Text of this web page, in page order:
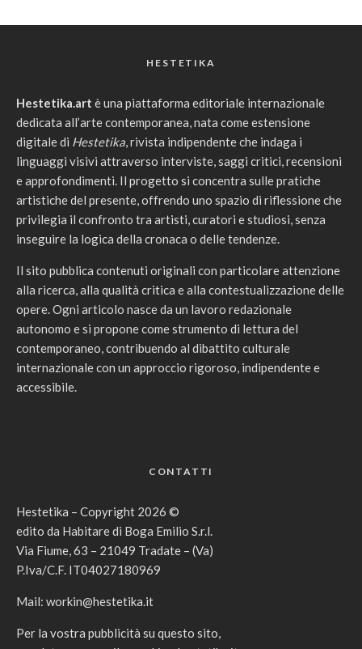
HESTETIKA
Hestetika.art è una piattaforma editoriale internazionale
dedicata all’arte contemporanea, nata come estensione
digitale di Hestetika, rivista indipendente che indaga i
linguaggi visivi attraverso interviste, saggi critici, recensioni
e approfondimenti. Il progetto si concentra sulle pratiche
artistiche del presente, offrendo uno spazio di riflessione che
privilegia il confronto tra artisti, curatori e studiosi, senza
inseguire la logica della cronaca o delle tendenze.
Il sito pubblica contenuti originali con particolare attenzione
alla ricerca, alla qualità critica e alla contestualizzazione delle
opere. Ogni articolo nasce da un lavoro redazionale
autonomo e si propone come strumento di lettura del
contemporaneo, contribuendo al dibattito culturale
internazionale con un approccio rigoroso, indipendente e
accessibile.
CONTATTI
Hestetika – Copyright 2026 ©
edito da Habitare di Boga Emilio S.r.l.
Via Fiume, 63 – 21049 Tradate – (Va)
P.Iva/C.F. IT04027180969
Mail: workin@hestetika.it
Per la vostra pubblicità su questo sito,